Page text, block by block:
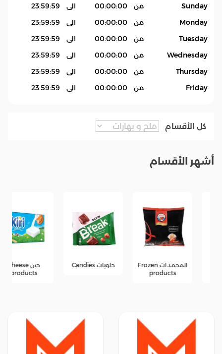
Sunday
من 00:00:00 الى
23:59:59
Monday
من 00:00:00 الى
23:59:59
Tuesday
من 00:00:00 الى
23:59:59
Wednesday
من 00:00:00 الى
23:59:59
Thursday
من 00:00:00 الى
23:59:59
Friday
من 00:00:00 الى 23:59:59
كل الأقسام
أشهر الأقسام
المجمدات Frozen
products
حلويات Candies
جبن Cheese
products